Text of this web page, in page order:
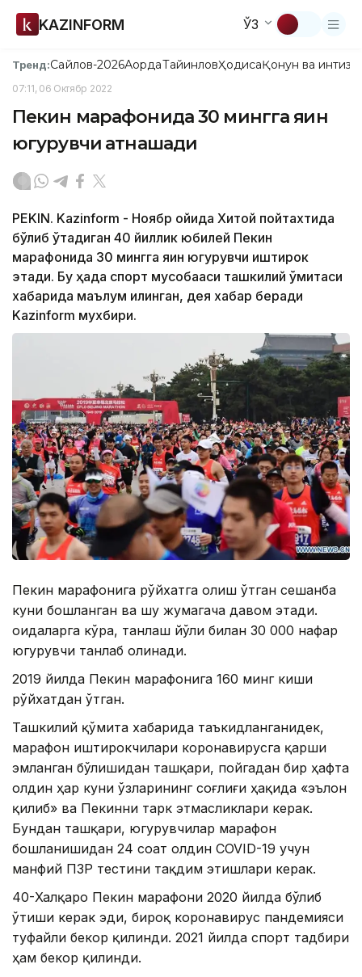
KAZINFORM ЎЗ
Тренд:Сайлов-2026АқордаТайинловҲодисаҚонун ва
07:11, 06 Октябр 2022
Пекин марафонида 30 мингга яқин
югурувчи қатнашади
PEKIN. Kazinform - Ноябр ойида Хитой пойтахтида
бўлиб ўтадиган 40 йиллик юбилей Пекин
марафонида 30 мингга яқин югурувчи иштирок
этади. Бу ҳақда спорт мусобақаси ташкилий қўмитаси
хабарида маълум қилинган, дея хабар беради
Kazinform мухбири.
Пекин марафонига рўйхатга олиш ўтган сешанба
куни бошланган ва шу жумагача давом этади.
Қоидаларга кўра, танлаш йўли билан 30 000 нафар
югурувчи танлаб олинади.
2019 йилда Пекин марафонига 160 минг киши
рўйхатдан ўтган.
Ташкилий қўмита хабарида таъкидланганидек,
марафон иштирокчилари коронавирусга қарши
эмланган бўлишидан ташқари, пойгадан бир ҳафта
олдин ҳар куни ўзларининг соғлиғи ҳақида «эълон
қилиб» ва Пекинни тарк этмасликлари керак.
Бундан ташқари, югурувчилар марафон
бошланишидан 24 соат олдин COVID-19 учун
манфий ПЗР тестини тақдим этишлари керак.
40-Халқаро Пекин марафони 2020 йилда бўлиб
ўтиши керак эди, бироқ коронавирус пандемияси
туфайли бекор қилинди. 2021 йилда спорт тадбири
ҳам бекор қилинди.